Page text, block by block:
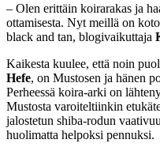
– Olen erittäin koirarakas ja
ottamisesta. Nyt meillä on
black and tan, blogivaikuttaja
Kaikesta kuulee, että noin
Hefe, on Mustosen ja hänen
Perheessä koira-arki on
Mustosta varoiteltiinkin
jalostetun shiba-rodun
huolimatta helpoksi pennuksi.